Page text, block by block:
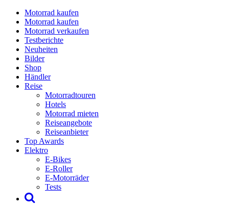
Motorrad kaufen
Motorrad kaufen
Motorrad verkaufen
Testberichte
Neuheiten
Bilder
Shop
Händler
Reise
Motorradtouren
Hotels
Motorrad mieten
Reiseangebote
Reiseanbieter
Top Awards
Elektro
E-Bikes
E-Roller
E-Motorräder
Tests